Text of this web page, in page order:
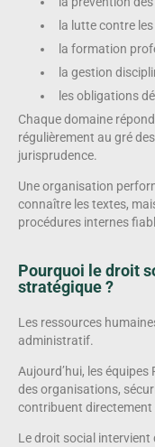
la lutte contre
la formation
la gestion
les obligations
Chaque domaine
régulièrement au gré
jurisprudence.
Une organisation
connaître les textes,
procédures internes
Pourquoi le droit
stratégique ?
Les ressources
administratif.
Aujourd’hui, les
des organisations,
contribuent directement
Le droit social intervient